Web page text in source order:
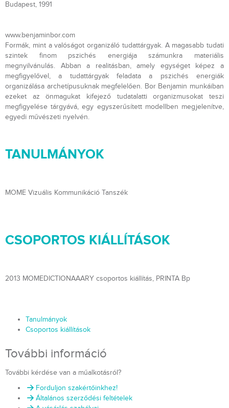
Budapest, 1991
www.benjaminbor.com
Formák, mint a valóságot organizáló tudattárgyak. A magasabb tudati
szintek finom pszichés energiája számunkra materiális
megnyilvánulás. Abban a realitásban, amely egységet képez a
megfigyelővel, a tudattárgyak feladata a pszichés energiák
organizálása archetípusuknak megfelelően. Bor Benjamin munkáiban
ezeket az önmagukat kifejező tudatalatti organizmusokat teszi
megfigyelése tárgyává, egy egyszerűsített modellben megjelenítve,
egyedi művészeti nyelvén.
TANULMÁNYOK
MOME Vizuális Kommunikáció Tanszék
CSOPORTOS KIÁLLÍTÁSOK
2013 MOMEDICTIONAAARY csoportos kiállítás, PRINTA Bp
Tanulmányok
Csoportos kiállítások
További információ
További kérdése van a műalkotásról?
Forduljon szakértőinkhez!
Általános szerződési feltételek